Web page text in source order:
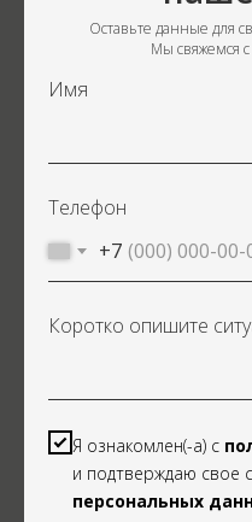
Оставьте данные для
Мы свяжемся
Имя
Телефон
+7
Коротко опишите
Я ознакомлен(-а) с
и подтверждаю свое
персональных